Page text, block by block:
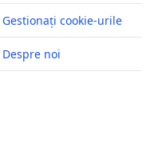
Gestionați cookie-urile
Despre noi